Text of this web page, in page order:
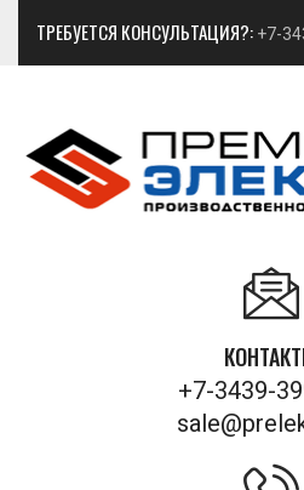
ТРЕБУЕТСЯ КОНСУЛЬТАЦИЯ?: +7-
+7-3439-